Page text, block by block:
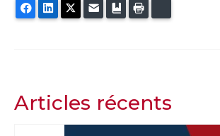
FacebookLinkedInTwitter
E-mail Ajouter aux favoris
Articles récents